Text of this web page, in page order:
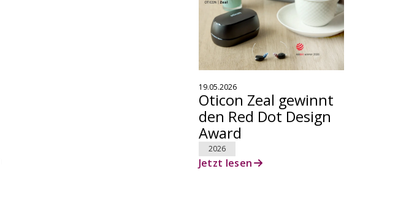
19.05.2026
Oticon Zeal gewinnt
den Red Dot Design
Award
2026
Jetzt lesen